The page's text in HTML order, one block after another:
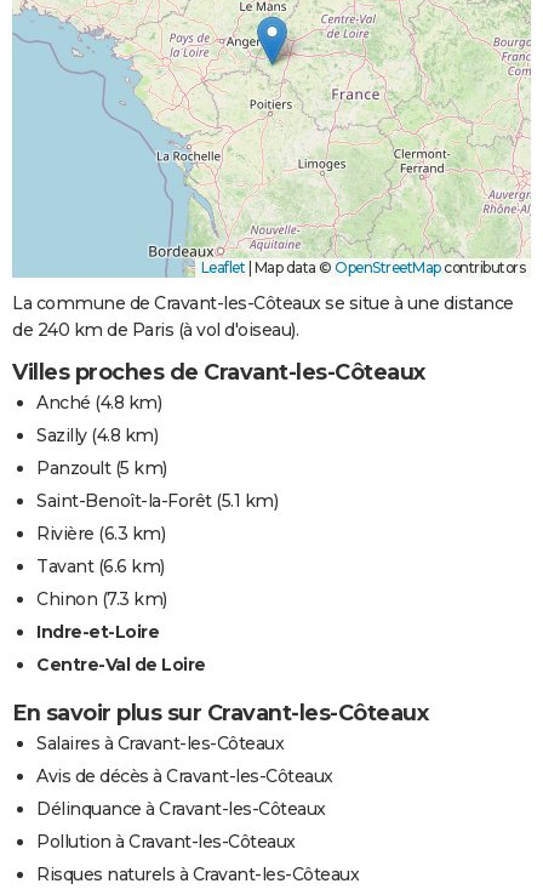
Leaflet Map data © OpenStreetMapcontributors
La commune de Cravant-les-Côteaux se situe à une distance
de 240 km de Paris (à vol d'oiseau).
Villes proches de Cravant-les-Côteaux
Anché (4.8 km)
Sazilly(4.8 km)
Panzoult(5 km)
Saint-Benoît-la-Forêt(5.1 km)
Rivière (6.3 km)
Tavant(6.6 km)
Chinon (7.3 km)
Indre-et-Loire
Centre-Val de Loire
En savoir plus sur Cravant-les-Côteaux
Salaires à Cravant-les-Côteaux
Avis de décès à Cravant-les-Côteaux
Délinquance à Cravant-les-Côteaux
Pollution à Cravant-les-Côteaux
Risques naturels à Cravant-les-Côteaux